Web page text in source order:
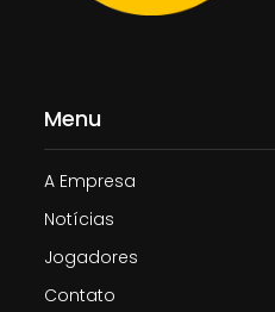
Menu
A Empresa
Notícias
Jogadores
Contato